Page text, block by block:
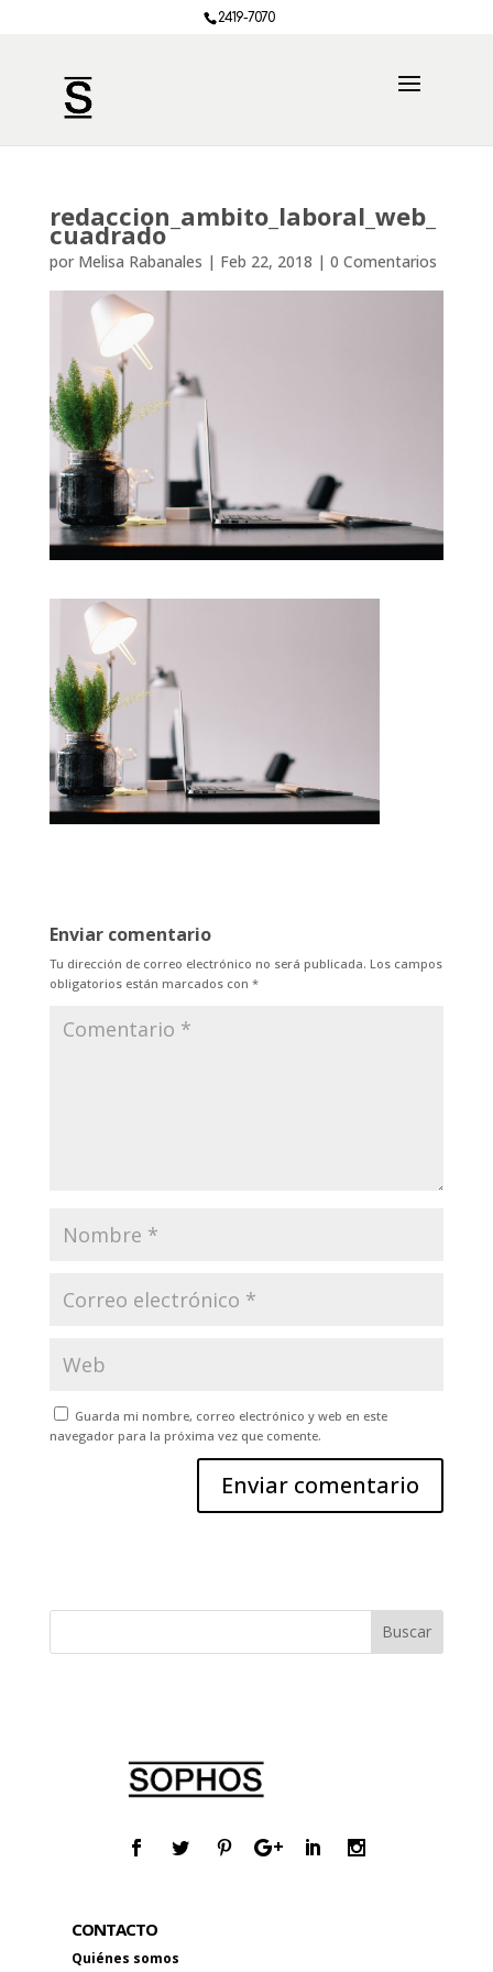
2419-7070
redaccion_ambito_laboral_web_
cuadrado
por Melisa Rabanales | Feb 22, 2018 | 0 Comentarios
Enviar comentario
Tu dirección de correo electrónico no será publicada. Los campos
obligatorios están marcados con *
Guarda mi nombre, correo electrónico y web en este
navegador para la próxima vez que comente.
CONTACTO
Quiénes somos